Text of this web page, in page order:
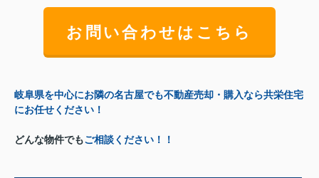
お問い合わせはこちら
岐阜県を中心にお隣の名古屋でも不動産売却・購入なら共栄住宅
にお任せください！
どんな物件でもご相談ください！！